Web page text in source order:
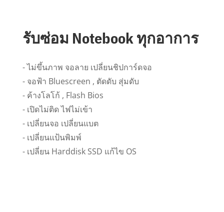
รับซ่อม Notebook ทุกอาการ
- ไม่ขึ้นภาพ จอลาย เปลี่ยนชิปการ์ดจอ
- จอฟ้า Bluescreen , ตัดดับ สุ่มดับ
- ค้างโลโก้ , Flash Bios
- เปิดไม่ติด ไฟไม่เข้า
- เปลี่ยนจอ เปลี่ยนแบต
- เปลี่ยนแป้นพิมพ์
- เปลี่ยน Harddisk SSD แก้ไข OS